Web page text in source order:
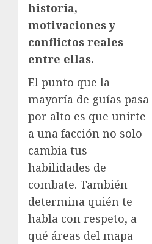
historia,
motivaciones y
conflictos reales
entre ellas.
El punto que la
mayoría de guías pasa
por alto es que unirte
a una facción no solo
cambia tus
habilidades de
combate. También
determina quién te
habla con respeto, a
qué áreas del mapa